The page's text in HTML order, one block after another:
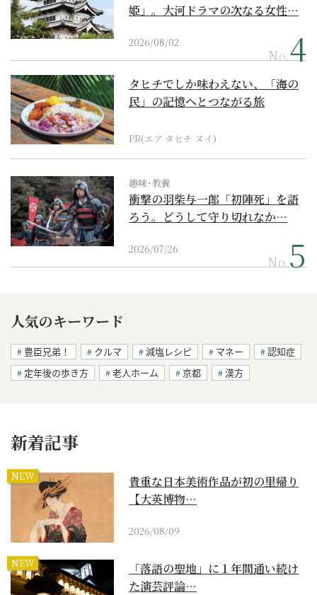
姫」。大河ドラマの次なる女性…
2026/08/02
No.
タヒチでしか味わえない、「海の
民」の記憶へとつながる旅
PR(エア タヒチ ヌイ)
趣味･教養
衝撃の羽柴与一郎「初陣死」を語
ろう。どうして守り切れなか…
2026/07/26
No.
人気のキーワード
豊臣兄弟！ クルマ 減塩レシピ マネー
認知症
定年後の歩き方
老人ホーム 京都 漢方
新着記事
NEW
貴重な日本美術作品が初の里帰り
【大英博物…
2026/08/09
NEW
「落語の聖地」に１年間通い続け
た演芸評論…